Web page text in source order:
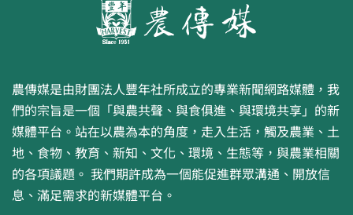
農傳媒是由財團法人豐年社所成立的專業新聞網路媒體，我
們的宗旨是一個「與農共聲、與食俱進、與環境共享」的新
媒體平台。站在以農為本的角度，走入生活，觸及農業、土
地、食物、教育、新知、文化、環境、生態等，與農業相關
的各項議題。 我們期許成為一個能促進群眾溝通、開放信
息、滿足需求的新媒體平台。